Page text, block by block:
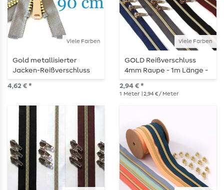
Viele Farben
Gold metallisierter
Jacken-Reißverschluss
teilbar 90 cm
4,62 € *
Viele Farben
GOLD Reißverschluss
4mm Raupe - 1m Länge -
metallisiert
2,94 € *
1 Meter | 2,94 € / Meter